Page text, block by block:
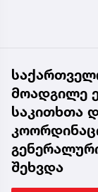
მოადგილე
საკითხთა
შეხვდა